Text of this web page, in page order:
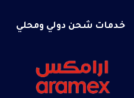
خدمات شحن دولي ومحلي